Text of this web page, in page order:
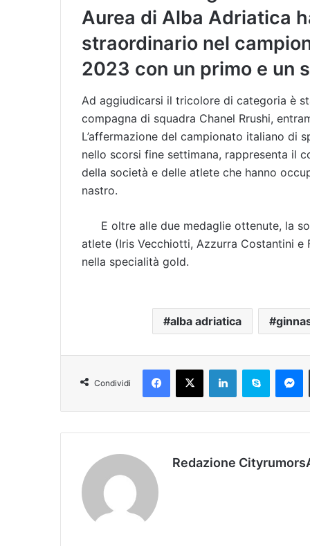
Aurea di Alba Adriatica
straordinario nel
2023 con un primo e un
Ad aggiudicarsi il tricolore di categoria è
compagna di squadra Chanel Rrushi,
L’affermazione del campionato italiano di
nello scorsi fine settimana, rappresenta il
della società e delle atlete che hanno
nastro.
E oltre alle due medaglie ottenute, la
atlete (Iris Vecchiotti, Azzurra Costantini
nella specialità gold.
alba adriatica
Condividi
Redazione